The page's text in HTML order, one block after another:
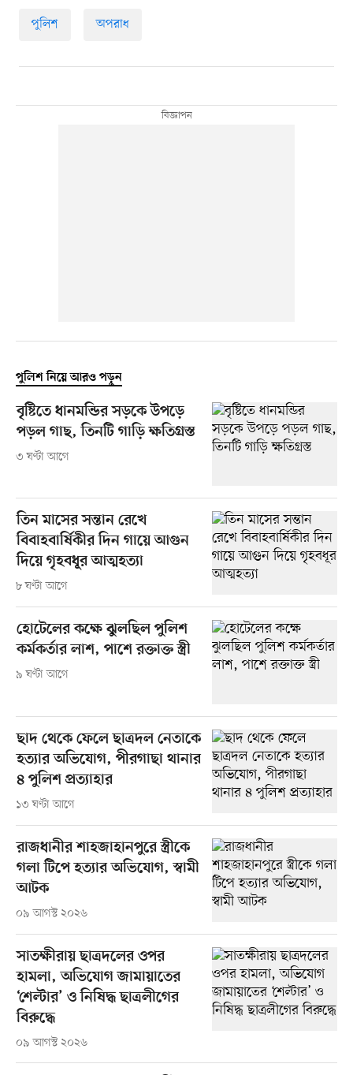
পুলিশ অপরাধ
পুলিশ নিয়ে আরও পড়ুন
বৃষ্টিতে ধানমন্ডির সড়কে উপড়ে
পড়ল গাছ, তিনটি গাড়ি ক্ষতিগ্রস্ত
৩ ঘণ্টা আগে
তিন মাসের সন্তান রেখে
বিবাহবার্ষিকীর দিন গায়ে আগুন
দিয়ে গৃহবধূর আত্মহত্যা
৮ ঘণ্টা আগে
হোটেলের কক্ষে ঝুলছিল পুলিশ
কর্মকর্তার লাশ, পাশে রক্তাক্ত স্ত্রী
৯ ঘণ্টা আগে
ছাদ থেকে ফেলে ছাত্রদল নেতাকে
হত্যার অভিযোগ, পীরগাছা থানার
৪ পুলিশ প্রত্যাহার
১৩ ঘণ্টা আগে
রাজধানীর শাহজাহানপুরে স্ত্রীকে
গলা টিপে হত্যার অভিযোগ, স্বামী
আটক
০৯ আগস্ট ২০২৬
সাতক্ষীরায় ছাত্রদলের ওপর
হামলা, অভিযোগ জামায়াতের
‘শেল্টার’ ও নিষিদ্ধ ছাত্রলীগের
বিরুদ্ধে
০৯ আগস্ট ২০২৬